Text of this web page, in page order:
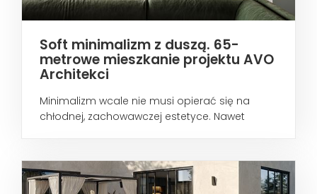
Soft minimalizm z duszą. 65-
metrowe mieszkanie projektu AVO
Architekci
Minimalizm wcale nie musi opierać się na
chłodnej, zachowawczej estetyce. Nawet